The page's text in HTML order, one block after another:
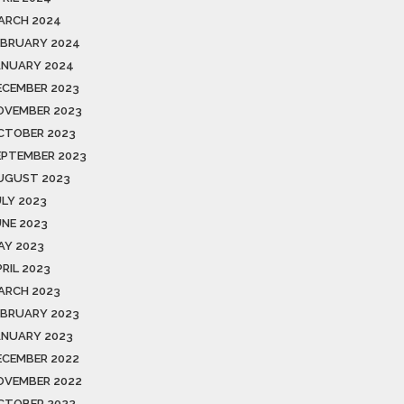
2024
2024
2024
2023
2023
2023
2023
2023
2023
2023
2023
2023
2023
2023
2023
2022
2022